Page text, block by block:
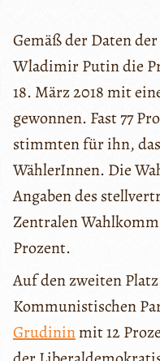
Gemäß der Daten
Wladimir Putin die
18. März 2018 mit
gewonnen. Fast 77
stimmten für ihn,
WählerInnen. Die
Angaben des
Zentralen
Prozent.
Auf den zweiten
Kommunistischen
Grudininmit 12